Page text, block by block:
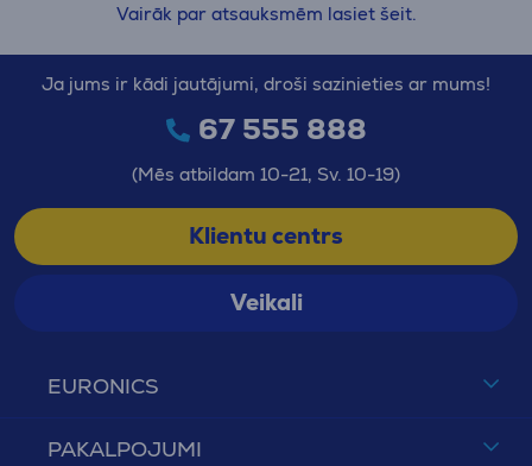
Vairāk par atsauksmēm lasiet šeit.
EURONICS
PAKALPOJUMI
Ja jums ir kādi jautājumi, droši sazinieties ar mums!
67 555 888
(Mēs atbildam 10-21, Sv. 10-19)
Klientu centrs
Veikali